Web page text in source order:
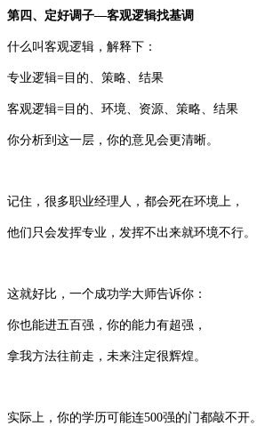
第四、定好调子—客观逻辑找基调
什么叫客观逻辑，解释下：
专业逻辑=目的、策略、结果
客观逻辑=目的、环境、资源、策略、结果
你分析到这一层，你的意见会更清晰。
记住，很多职业经理人，都会死在环境上，
他们只会发挥专业，发挥不出来就环境不行。
这就好比，一个成功学大师告诉你：
你也能进五百强，你的能力有超强，
拿我方法往前走，未来注定很辉煌。
实际上，你的学历可能连500强的门都敲不开。